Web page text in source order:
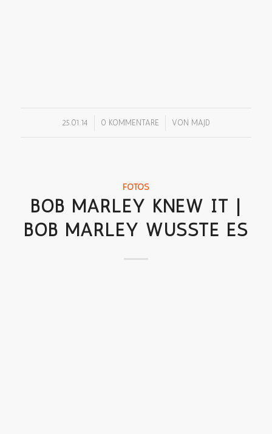
25.01.14 0 KOMMENTARE
/ VON MAJD
FOTOS
BOB MARLEY KNEW IT |
BOB MARLEY WUSSTE ES